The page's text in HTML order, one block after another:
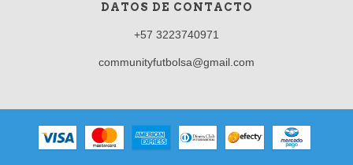
DATOS DE CONTACTO
+57 3223740971
communityfutbolsa@gmail.com